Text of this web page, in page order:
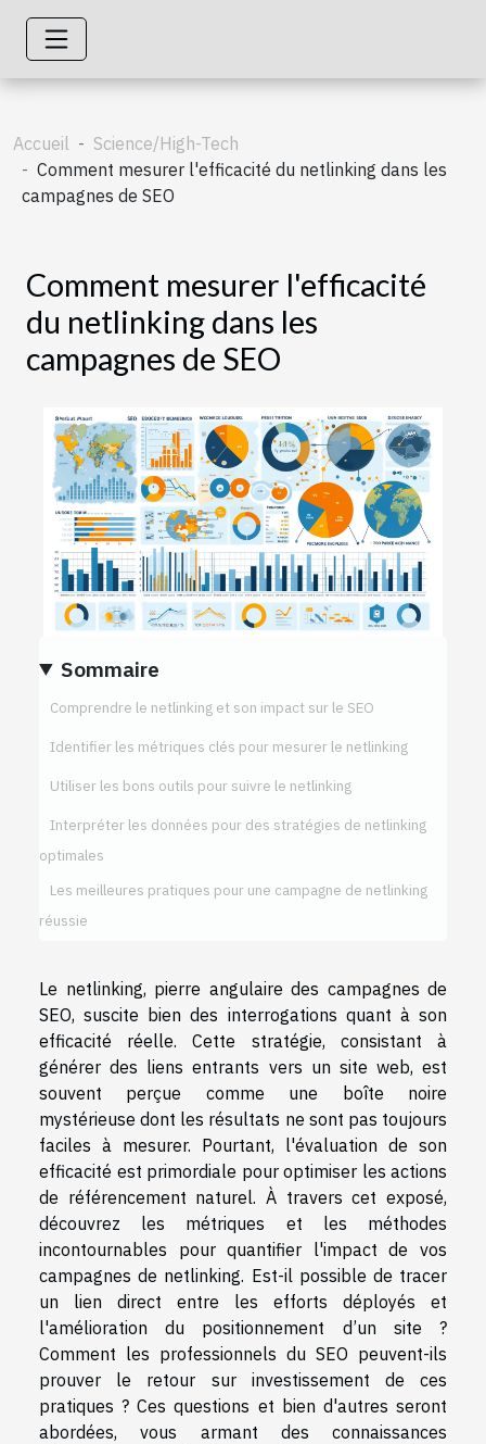
Accueil
Science/High-Tech
Comment mesurer l'efficacité du netlinking dans les
campagnes de SEO
Comment mesurer l'efficacité
du netlinking dans les
campagnes de SEO
Sommaire
Comprendre le netlinking et son impact sur le SEO
Identifier les métriques clés pour mesurer le netlinking
Utiliser les bons outils pour suivre le netlinking
Interpréter les données pour des stratégies de netlinking
optimales
Les meilleures pratiques pour une campagne de netlinking
réussie
Le netlinking, pierre angulaire des campagnes de
SEO, suscite bien des interrogations quant à son
efficacité réelle. Cette stratégie, consistant à
générer des liens entrants vers un site web, est
souvent perçue comme une boîte noire
mystérieuse dont les résultats ne sont pas toujours
faciles à mesurer. Pourtant, l'évaluation de son
efficacité est primordiale pour optimiser les actions
de référencement naturel. À travers cet exposé,
découvrez les métriques et les méthodes
incontournables pour quantifier l'impact de vos
campagnes de netlinking. Est-il possible de tracer
un lien direct entre les efforts déployés et
l'amélioration du positionnement d’un site ?
Comment les professionnels du SEO peuvent-ils
prouver le retour sur investissement de ces
pratiques ? Ces questions et bien d'autres seront
abordées, vous armant des connaissances